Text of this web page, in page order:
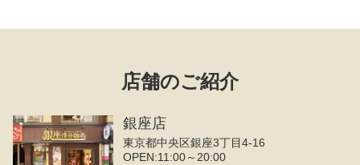
店舗のご紹介
銀座店
東京都中央区銀座3丁目4‐16
OPEN:11:00～20:00